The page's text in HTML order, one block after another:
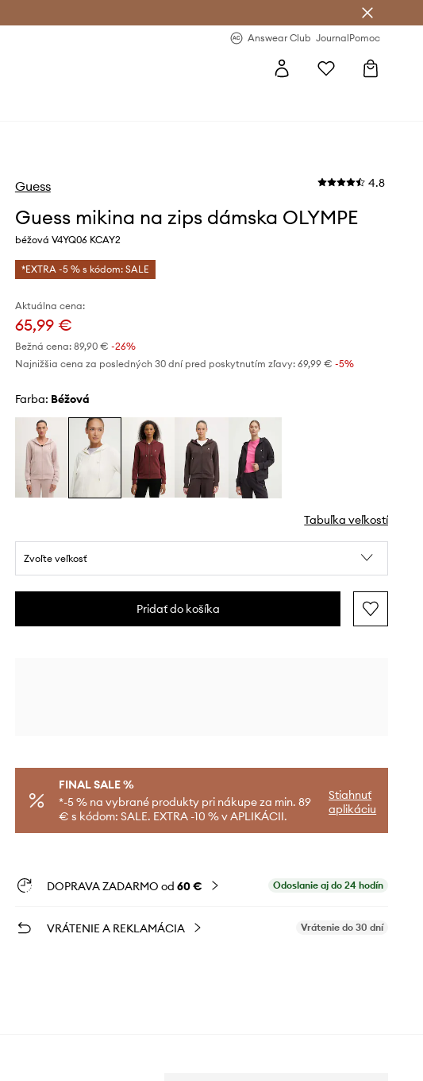
Answear Club JournalPomoc
Guess 4.8
Guess mikina na zips dámska OLYMPE
béžová V4YQ06 KCAY2
*EXTRA -5 % s kódom: SALE
Aktuálna cena:
65,99 €
Bežná cena: 89,90 € -26%
Najnižšia cena za posledných 30 dní pred poskytnutím zľavy: 69,99 € -5%
Farba: béžová
Tabuľka veľkostí
Zvoľte veľkosť
Pridať do košíka
FINAL SALE %
*-5 % na vybrané produkty pri nákupe za min. 89
€ s kódom: SALE. EXTRA -10 % v APLIKÁCII.
Stiahnuť
aplikáciu
DOPRAVA ZADARMO od 60 € Odoslanie aj do 24 hodín
VRÁTENIE A REKLAMÁCIA Vrátenie do 30 dní